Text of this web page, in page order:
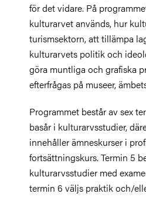
för det vidare. På
kulturarvet används, hur
turismsektorn, att tillämpa
kulturarvets politik och
göra muntliga och grafiska
efterfrågas på museer,
Programmet består av sex
basår i kulturarvsstudier,
innehåller ämneskurser i
fortsättningskurs. Termin 5
kulturarvsstudier med
termin 6 väljs praktik och/